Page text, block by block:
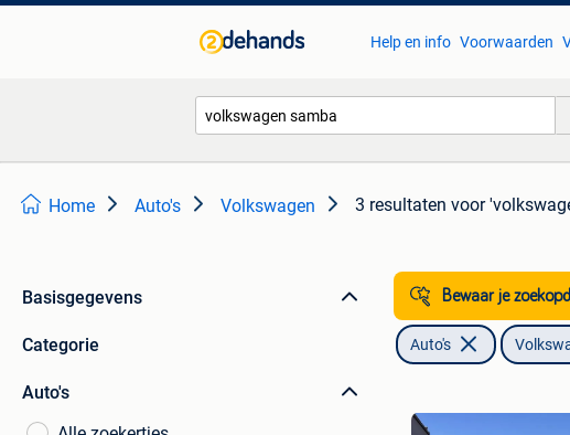
Help en info Voorwaarden
Home Auto's Volkswagen 3 resultaten voor
Basisgegevens
Categorie
Auto's
Bewaar je
Auto's